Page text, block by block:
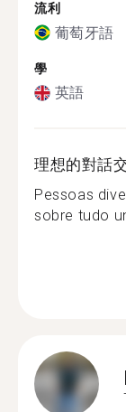
流利
葡萄牙語
學
英語
理想的對話
Pessoas
sobre tudo